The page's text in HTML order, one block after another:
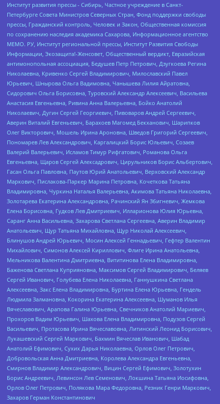
Институт развития прессы - Сибирь, Частное учреждение в Санкт-
Петербурге Совета Министров Северных Стран, Фонд поддержки свободы
прессы, Гражданский контроль, Человек и Закон, Общественная комиссия
по сохранению наследия академика Сахарова, Информационное агентство
МЕМО. РУ, Институт региональной прессы, Институт Развития Свободы
Информации, Экозащита!-Женсовет, Общественный вердикт, Евразийская
антимонопольная ассоциация, Бедушев Петр Петрович, Дзугкоева Регина
Николаевна, Кривенко Сергей Владимирович, Милославский Павел
Юрьевич, Шнырова Ольга Вадимовна, Чанышева Лилия Айратовна,
Сидорович Ольга Борисовна, Туровский Александр Алексеевич, Васильева
Анастасия Евгеньевна, Ривина Анна Валерьевна, Бойко Анатолий
Николаевич, Дугин Сергей Георгиевич, Пивоваров Андрей Сергеевич,
Аверин Виталий Евгеньевич, Барахоев Магомед Бекханович, Шарипков
Олег Викторович, Мошель Ирина Ароновна, Шведов Григорий Сергеевич,
Пономарев Лев Александрович, Каргалицкий Борис Юльевич, Созаев
Валерий Валерьевич, Исламов Тимур Рифгатович, Романова Ольга
Евгеньевна, Щаров Сергей Алексадрович, Цирульников Борис Альбертович,
Гасан Ольга Павловна, Паутов Юрий Анатольевич, Верховский Александр
Маркович, Пислакова-Паркер Марина Петровна, Кочеткова Татьяна
Владимировна, Чуркина Наталья Валерьевна, Акимова Татьяна Николаевна,
Золотарева Екатерина Александровна, Рачинский Ян Збигневич, Жемкова
Елена Борисовна, Гудков Лев Дмитриевич, Илларионова Юлия Юрьевна,
Саранг Анна Васильевна, Захарова Светлана Сергеевна, Аверин Владимир
Анатольевич, Щур Татьяна Михайловна, Щур Николай Алексеевич,
Блинушов Андрей Юрьевич, Мосин Алексей Геннадьевич, Гефтер Валентин
Михайлович, Симонов Алексей Кириллович, Флиге Ирина Анатольевна,
Мельникова Валентина Дмитриевна, Вититинова Елена Владимировна,
Баженова Светлана Куприяновна, Максимов Сергей Владимирович, Беляев
Сергей Иванович, Голубева Елена Николаевна, Ганнушкина Светлана
Алексеевна, Закс Елена Владимировна, Буртина Елена Юрьевна, Гендель
Людмила Залмановна, Кокорина Екатерина Алексеевна, Шуманов Илья
Вячеславович, Арапова Галина Юрьевна, Свечников Анатолий Мариевич,
Прохоров Вадим Юрьевич, Шахова Елена Владимировна, Подузов Сергей
Васильевич, Протасова Ирина Вячеславовна, Литинский Леонид Борисович,
Лукашевский Сергей Маркович, Бахмин Вячеслав Иванович, Шабад
Анатолий Ефимович, Сухих Дарья Николаевна, Орлов Олег Петрович,
Добровольская Анна Дмитриевна, Королева Александра Евгеньевна,
Смирнов Владимир Александрович, Вицин Сергей Ефимович, Золотухин
Борис Андреевич, Левинсон Лев Семенович, Локшина Татьяна Иосифовна,
Орлов Олег Петрович, Полякова Мара Федоровна, Резник Генри Маркович,
Захаров Герман Константинович